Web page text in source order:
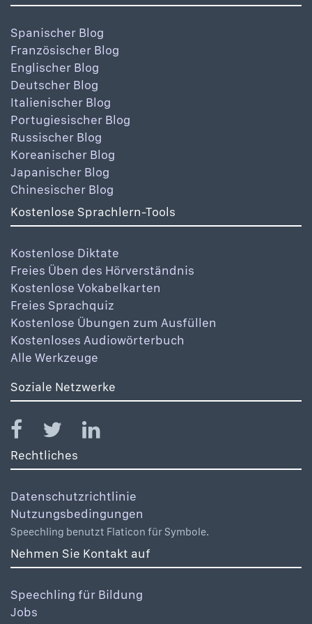
Spanischer Blog
Französischer Blog
Englischer Blog
Deutscher Blog
Italienischer Blog
Portugiesischer Blog
Russischer Blog
Koreanischer Blog
Japanischer Blog
Chinesischer Blog
Kostenlose Sprachlern-Tools
Kostenlose Diktate
Freies Üben des Hörverständnis
Kostenlose Vokabelkarten
Freies Sprachquiz
Kostenlose Übungen zum Ausfüllen
Kostenloses Audiowörterbuch
Alle Werkzeuge
Soziale Netzwerke
Rechtliches
Datenschutzrichtlinie
Nutzungsbedingungen
Speechling benutzt Flaticon für Symbole.
Nehmen Sie Kontakt auf
Speechling für Bildung
Jobs